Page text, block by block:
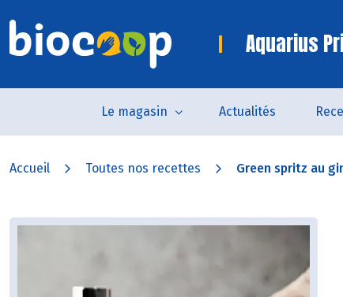
Aquarius
Le magasin Actualités
Accueil Toutes nos recettes Green spritz au